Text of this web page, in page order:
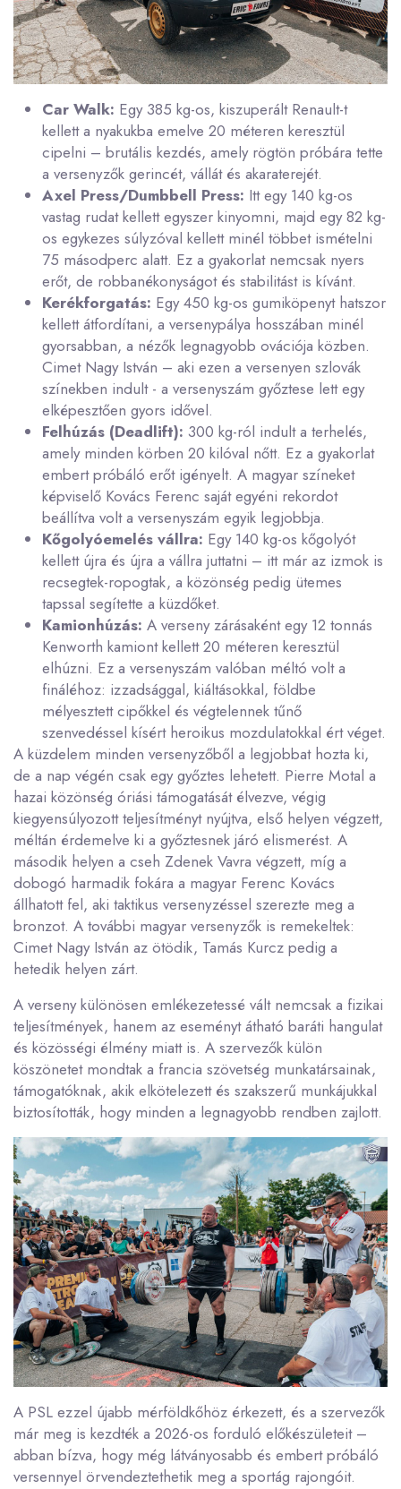
Car Walk: Egy 385 kg-os, kiszuperált Renault-t
kellett a nyakukba emelve 20 méteren keresztül
cipelni – brutális kezdés, amely rögtön próbára tette
a versenyzők gerincét, vállát és akaraterejét.
Axel Press/Dumbbell Press: Itt egy 140 kg-os
vastag rudat kellett egyszer kinyomni, majd egy 82 kg-
os egykezes súlyzóval kellett minél többet ismételni
75 másodperc alatt. Ez a gyakorlat nemcsak nyers
erőt, de robbanékonyságot és stabilitást is kívánt.
Kerékforgatás: Egy 450 kg-os gumiköpenyt hatszor
kellett átfordítani, a versenypálya hosszában minél
gyorsabban, a nézők legnagyobb ovációja közben.
Cimet Nagy István – aki ezen a versenyen szlovák
színekben indult - a versenyszám győztese lett egy
elképesztően gyors idővel.
Felhúzás (Deadlift): 300 kg-ról indult a terhelés,
amely minden körben 20 kilóval nőtt. Ez a gyakorlat
embert próbáló erőt igényelt. A magyar színeket
képviselő Kovács Ferenc saját egyéni rekordot
beállítva volt a versenyszám egyik legjobbja.
Kőgolyóemelés vállra: Egy 140 kg-os kőgolyót
kellett újra és újra a vállra juttatni – itt már az izmok is
recsegtek-ropogtak, a közönség pedig ütemes
tapssal segítette a küzdőket.
Kamionhúzás: A verseny zárásaként egy 12 tonnás
Kenworth kamiont kellett 20 méteren keresztül
elhúzni. Ez a versenyszám valóban méltó volt a
fináléhoz: izzadsággal, kiáltásokkal, földbe
mélyesztett cipőkkel és végtelennek tűnő
szenvedéssel kísért heroikus mozdulatokkal ért véget.
A küzdelem minden versenyzőből a legjobbat hozta ki,
de a nap végén csak egy győztes lehetett. Pierre Motal a
hazai közönség óriási támogatását élvezve, végig
kiegyensúlyozott teljesítményt nyújtva, első helyen végzett,
méltán érdemelve ki a győztesnek járó elismerést. A
második helyen a cseh Zdenek Vavra végzett, míg a
dobogó harmadik fokára a magyar Ferenc Kovács
állhatott fel, aki taktikus versenyzéssel szerezte meg a
bronzot. A további magyar versenyzők is remekeltek:
Cimet Nagy István az ötödik, Tamás Kurcz pedig a
hetedik helyen zárt.
A verseny különösen emlékezetessé vált nemcsak a fizikai
teljesítmények, hanem az eseményt átható baráti hangulat
és közösségi élmény miatt is. A szervezők külön
köszönetet mondtak a francia szövetség munkatársainak,
támogatóknak, akik elkötelezett és szakszerű munkájukkal
biztosították, hogy minden a legnagyobb rendben zajlott.
A PSL ezzel újabb mérföldkőhöz érkezett, és a szervezők
már meg is kezdték a 2026-os forduló előkészületeit –
abban bízva, hogy még látványosabb és embert próbáló
versennyel örvendeztethetik meg a sportág rajongóit.